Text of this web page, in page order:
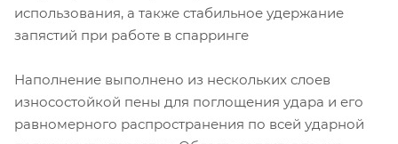
использования, а также стабильное удержание
запястий при работе в спарринге
Наполнение выполнено из нескольких слоев
износостойкой пены для поглощения удара и его
равномерного распространения по всей ударной